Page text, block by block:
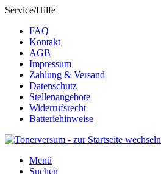
Service/Hilfe
FAQ
Kontakt
AGB
Impressum
Zahlung & Versand
Datenschutz
Stellenangebote
Widerrufsrecht
Batteriehinweise
Menü
Suchen